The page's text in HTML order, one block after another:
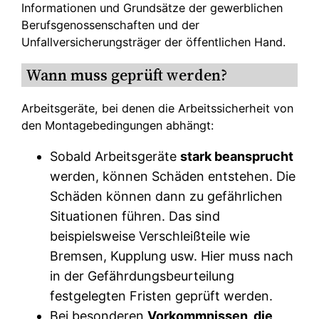
Informationen und Grundsätze der gewerblichen
Berufsgenossenschaften und der
Unfallversicherungsträger der öffentlichen Hand.
Wann muss geprüft werden?
Arbeitsgeräte, bei denen die Arbeitssicherheit von
den Montagebedingungen abhängt:
Sobald Arbeitsgerätestark beansprucht
werden, können Schäden entstehen. Die
Schäden können dann zu gefährlichen
Situationen führen. Das sind
beispielsweise Verschleißteile wie
Bremsen, Kupplung usw. Hier muss nach
in der Gefährdungsbeurteilung
festgelegten Fristen geprüft werden.
Bei besonderenVorkommnissen, die